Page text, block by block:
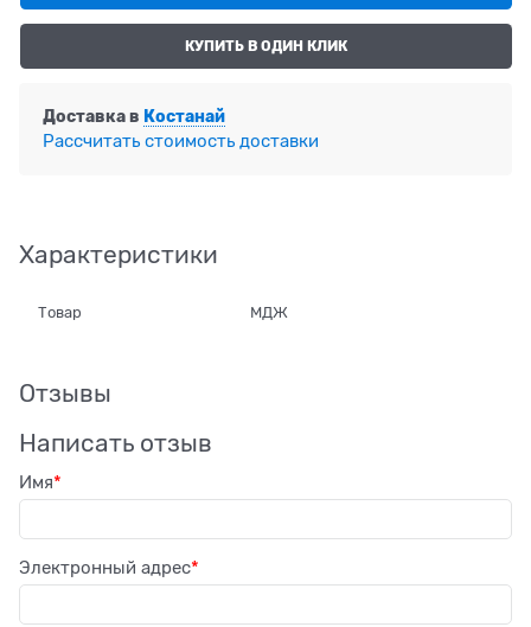
КУПИТЬ В ОДИН КЛИК
Доставка в Костанай
Рассчитать стоимость доставки
Характеристики
Товар МДЖ
Отзывы
Написать отзыв
Имя
Электронный адрес